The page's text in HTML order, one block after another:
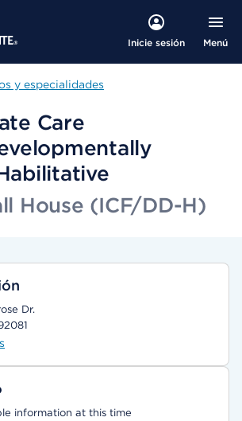
Inicie sesión Menú
y especialidades
y especialidades
Care
House (ICF/DD-H)
Dr.
information at this time